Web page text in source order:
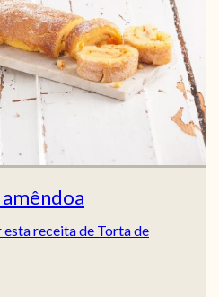
receita de Torta de